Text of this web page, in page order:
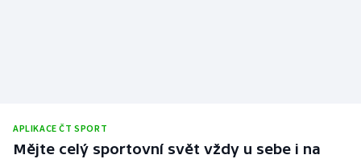
APLIKACE ČT SPORT
Mějte celý sportovní svět vždy u sebe i na